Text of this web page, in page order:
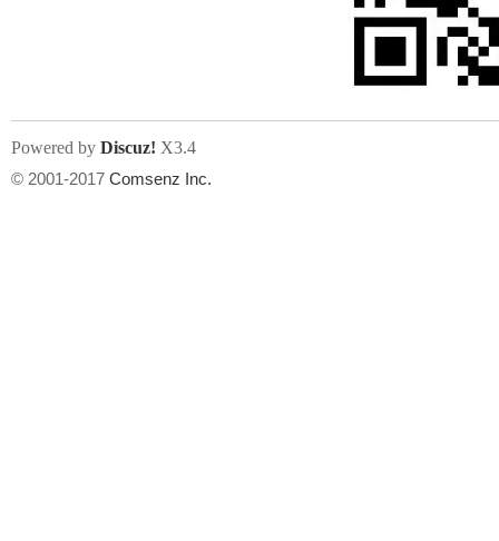
人
Powered by Discuz! X3.4
© 2001-2017 Comsenz Inc.